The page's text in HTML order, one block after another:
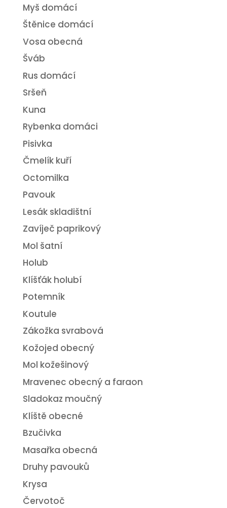
Myš domácí
Štěnice domácí
Vosa obecná
Šváb
Rus domácí
Sršeň
Kuna
Rybenka domáci
Pisivka
Čmelík kuří
Octomilka
Pavouk
Lesák skladištní
Zavíječ paprikový
Mol šatní
Holub
Klíšťák holubí
Potemník
Koutule
Zákožka svrabová
Kožojed obecný
Mol kožešinový
Mravenec obecný a faraon
Sladokaz moučný
Klíště obecné
Bzučivka
Masařka obecná
Druhy pavouků
Krysa
Červotoč